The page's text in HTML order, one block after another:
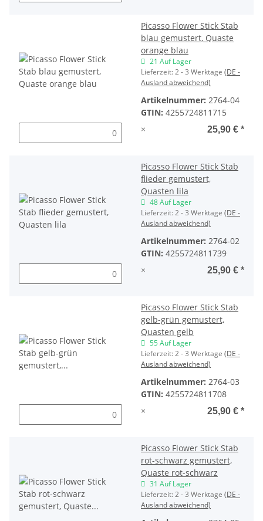
Picasso Flower Stick Stab
blau gemustert, Quaste
orange blau
21 Auf Lager
Lieferzeit:2 - 3 Werktage (DE -
Ausland abweichend)
Artikelnummer: 2764-04
GTIN: 4255724811715
×
25,90 € *
Picasso Flower Stick Stab
flieder gemustert,
Quasten lila
48 Auf Lager
Lieferzeit:2 - 3 Werktage (DE -
Ausland abweichend)
Artikelnummer: 2764-02
GTIN: 4255724811739
×
25,90 € *
Picasso Flower Stick Stab
gelb-grün gemustert,
Quasten gelb
55 Auf Lager
Lieferzeit:2 - 3 Werktage (DE -
Ausland abweichend)
Artikelnummer: 2764-03
GTIN: 4255724811708
×
25,90 € *
Picasso Flower Stick Stab
rot-schwarz gemustert,
Quaste rot-schwarz
31 Auf Lager
Lieferzeit:2 - 3 Werktage (DE -
Ausland abweichend)